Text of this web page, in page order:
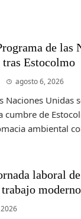
de las
Estocolmo
agosto 6, 2026
Naciones Unidas
cumbre de
ambiental
laboral
moderno